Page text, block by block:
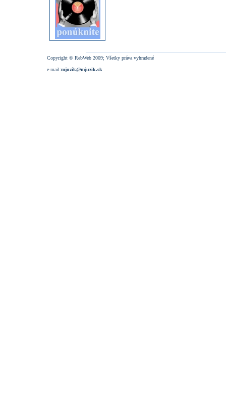
Copyright © RebWeb 2009; Všetky práva vyhradené
e-mail:mjuzik@mjuzik.sk